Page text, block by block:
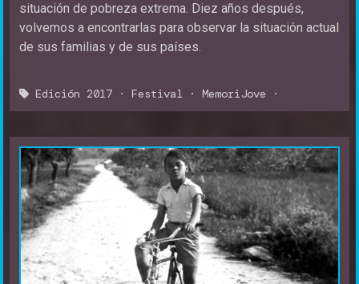
situación de pobreza extrema. Diez años después,
volvemos a encontrarlas para observar la situación actual
de sus familias y de sus países.
Edición 2017 · Festival · MemoriJove ·